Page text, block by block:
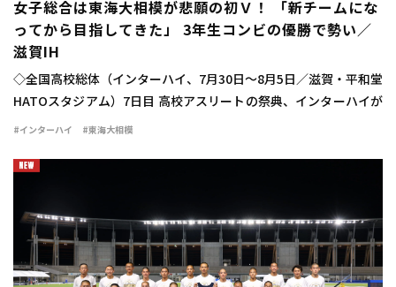
女子総合は東海大相模が悲願の初Ｖ！ 「新チームにな
ってから目指してきた」 3年生コンビの優勝で勢い／
滋賀IH
◇全国高校総体（インターハイ、7月30日～8月5日／滋賀・平和堂
HATOスタジアム）7日目 高校アスリートの祭典、インターハイが
行われ、女子学校対抗は東海大相模（神奈川）が33点を獲得し、
#インターハイ #東海大相模